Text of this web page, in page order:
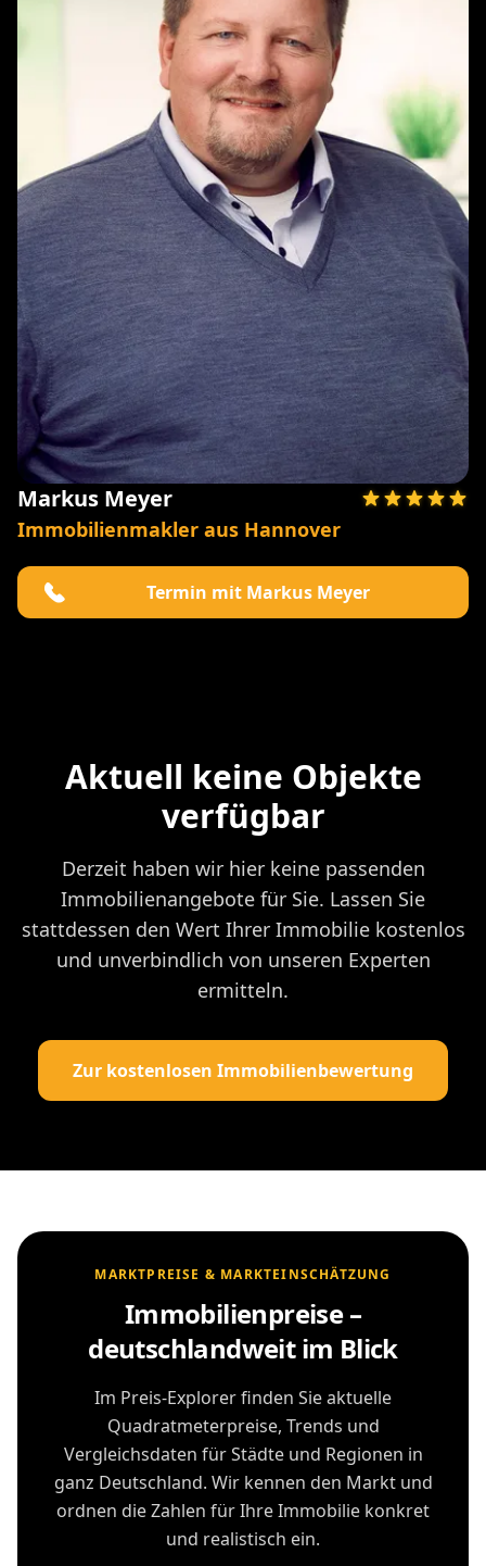
Markus Meyer
Immobilienmakler aus Hannover
Termin mit Markus Meyer
Aktuell keine Objekte
verfügbar
Derzeit haben wir hier keine passenden
Immobilienangebote für Sie. Lassen Sie
stattdessen den Wert Ihrer Immobilie kostenlos
und unverbindlich von unseren Experten
ermitteln.
Zur kostenlosen Immobilienbewertung
MARKTPREISE & MARKTEINSCHÄTZUNG
Immobilienpreise –
deutschlandweit im Blick
Im Preis-Explorer finden Sie aktuelle
Quadratmeterpreise, Trends und
Vergleichsdaten für Städte und Regionen in
ganz Deutschland. Wir kennen den Markt und
ordnen die Zahlen für Ihre Immobilie konkret
und realistisch ein.